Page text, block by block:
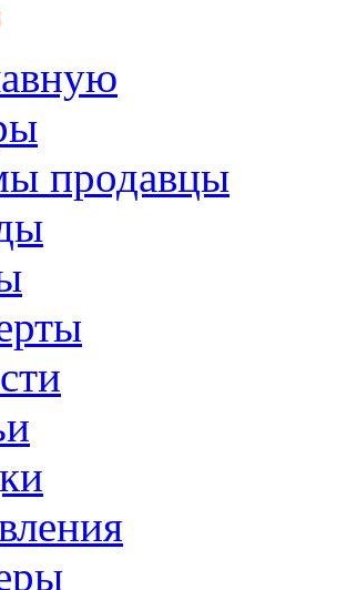
продавцы